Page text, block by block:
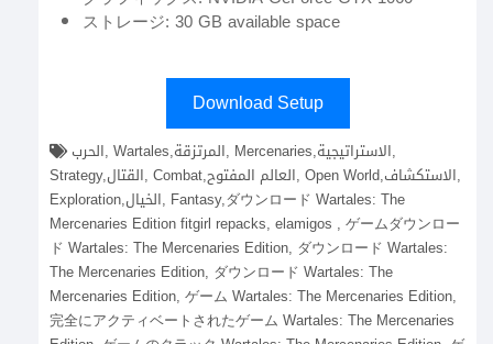
ストレージ: 30 GB available space
Download Setup
Strategy,القتال, Combat,العالم المفتوح, Open World,الاستكشاف,
Exploration,الخيال, Fantasy,ダウンロード Wartales: The
Mercenaries Edition fitgirl repacks, elamigos , ゲームダウンロー
ド Wartales: The Mercenaries Edition, ダウンロード Wartales:
The Mercenaries Edition, ダウンロード Wartales: The
Mercenaries Edition, ゲーム Wartales: The Mercenaries Edition,
完全にアクティベートされたゲーム Wartales: The Mercenaries